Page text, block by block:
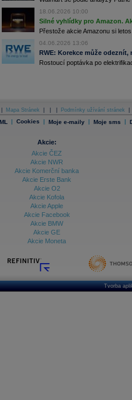
18.06.2026 10:00
Silné vyhlídky pro Amazon.
Přestože akcie Amazonu si
04.06.2026 13:06
RWE: Korekce může
Rostoucí poptávka po
Mapa Stránek Podmínky užívání stránek
| Cookies | Moje e-maily | Moje sms |
Akcie:
Akcie ČEZ
Akcie NWR
Akcie Komerční banka
Akcie Erste Bank
Akcie O2
Akcie Kofola
Akcie Apple
Akcie Facebook
Akcie BMW
Akcie GE
Akcie Moneta
Tvorba